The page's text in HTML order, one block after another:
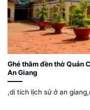
Ghé thăm đền thờ Quản
An Giang
,di tích lịch sử ở an